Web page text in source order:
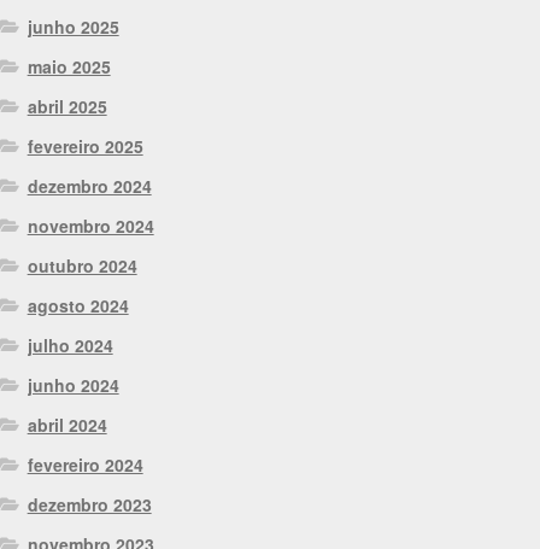
junho 2025
maio 2025
abril 2025
fevereiro 2025
dezembro 2024
novembro 2024
outubro 2024
agosto 2024
julho 2024
junho 2024
abril 2024
fevereiro 2024
dezembro 2023
novembro 2023